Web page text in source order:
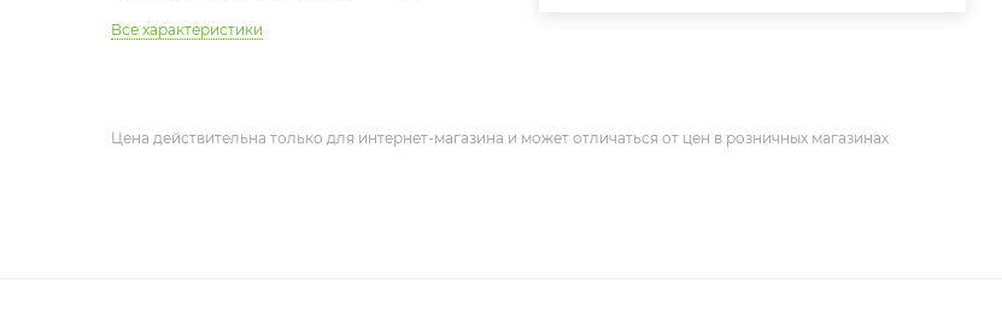
Все характеристики
Цена действительна только для интернет-магазина и может отличаться от цен в розничных магазинах